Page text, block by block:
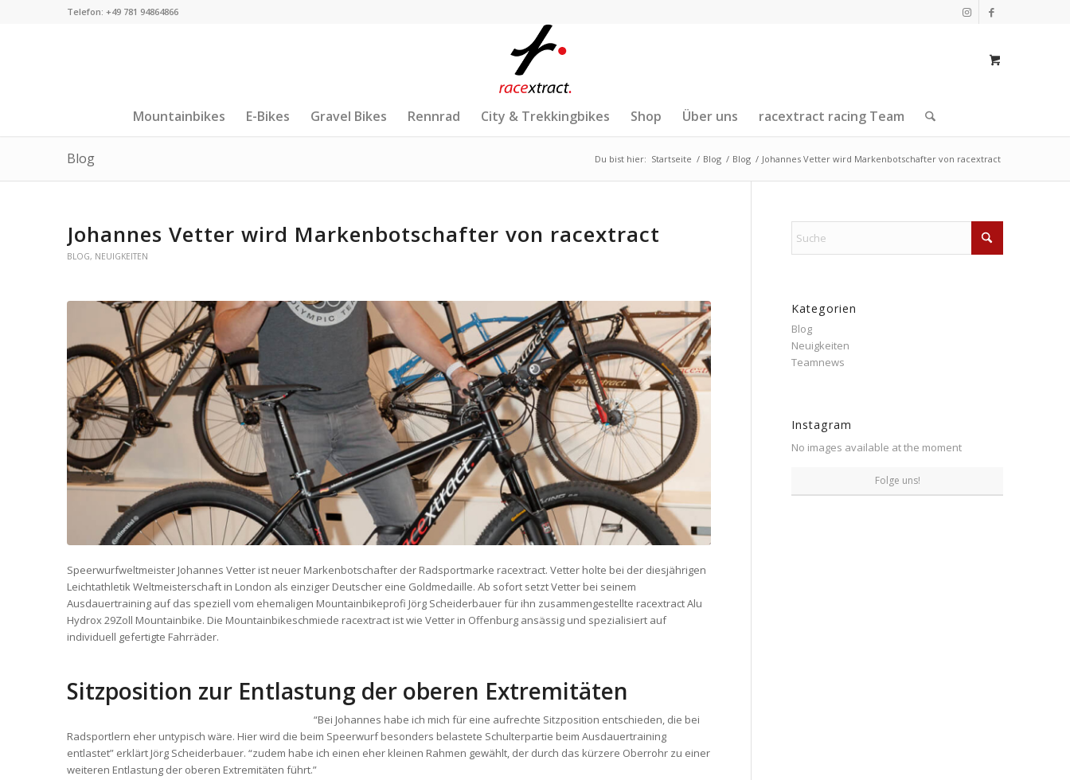
Telefon: +49 781 94864866
Mountainbikes E-Bikes Gravel Bikes Rennrad City & Trekkingbikes Shop Über uns racextract racing Team
Blog Du bist hier: Startseite / Blog / Blog / Johannes Vetter wird Markenbotschafter von racextract
Johannes Vetter wird Markenbotschafter von racextract
BLOG, NEUIGKEITEN
Speerwurfweltmeister Johannes Vetter ist neuer Markenbotschafter der Radsportmarke racextract. Vetter holte bei der diesjährigen
Leichtathletik Weltmeisterschaft in London als einziger Deutscher eine Goldmedaille. Ab sofort setzt Vetter bei seinem
Ausdauertraining auf das speziell vom ehemaligen Mountainbikeprofi Jörg Scheiderbauer für ihn zusammengestellte racextract Alu
Hydrox 29Zoll Mountainbike. Die Mountainbikeschmiede racextract ist wie Vetter in Offenburg ansässig und spezialisiert auf
individuell gefertigte Fahrräder.
Sitzposition zur Entlastung der oberen Extremitäten
“Bei Johannes habe ich mich für eine aufrechte Sitzposition entschieden, die bei
Radsportlern eher untypisch wäre. Hier wird die beim Speerwurf besonders belastete Schulterpartie beim Ausdauertraining
entlastet” erklärt Jörg Scheiderbauer. “zudem habe ich einen eher kleinen Rahmen gewählt, der durch das kürzere Oberrohr zu einer
weiteren Entlastung der oberen Extremitäten führt.”
Kategorien
Blog
Neuigkeiten
Teamnews
Instagram
No images available at the moment
Folge uns!